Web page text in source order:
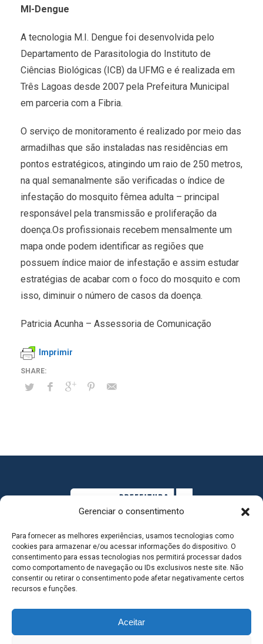
Gerenciar o consentimento
Para fornecer as melhores experiências, usamos tecnologias como
cookies para armazenar e/ou acessar informações do dispositivo. O
consentimento para essas tecnologias nos permitirá processar dados
como comportamento de navegação ou IDs exclusivos neste site. Não
consentir ou retirar o consentimento pode afetar negativamente certos
recursos e funções.
Aceitar
MI-Dengue
A tecnologia M.I. Dengue foi desenvolvida pelo
Departamento de Parasitologia do Instituto de
Ciências Biológicas (ICB) da UFMG e é realizada em
Três Lagoas desde 2007 pela Prefeitura Municipal
em parceria com a Fibria.
O serviço de monitoramento é realizado por meio das
armadilhas que são instaladas nas residências em
pontos estratégicos, atingindo um raio de 250 metros,
na qual semanalmente são verificadas o índice de
infestação do mosquito fêmea adulta – principal
responsável pela transmissão e proliferação da
doença.Os profissionais recebem mensalmente um
mapa onde podem identificar as regiões que
possuem índice maior de infestação e assim estudar
estratégias de acabar com o foco do mosquito e com
isso, diminuir o número de casos da doença.
Patricia Acunha – Assessoria de Comunicação
Imprimir
MAPA DO SITE